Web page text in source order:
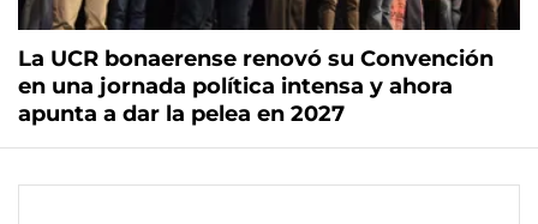
La UCR bonaerense renovó su Convención
en una jornada política intensa y ahora
apunta a dar la pelea en 2027